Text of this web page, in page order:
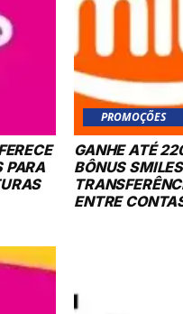
PARA
PROMOÇÕES
GANHE ATÉ
BÔNUS
ENTRE